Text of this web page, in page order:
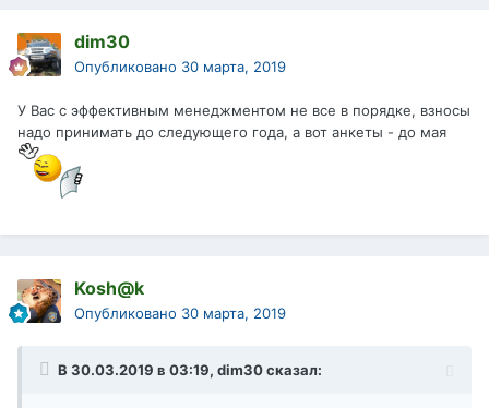
dim30
Опубликовано 30 марта, 2019
У Вас с эффективным менеджментом не все в порядке, взносы
надо принимать до следующего года, а вот анкеты - до мая
Kosh@k
Опубликовано 30 марта, 2019
В 30.03.2019 в 03:19, dim30сказал: